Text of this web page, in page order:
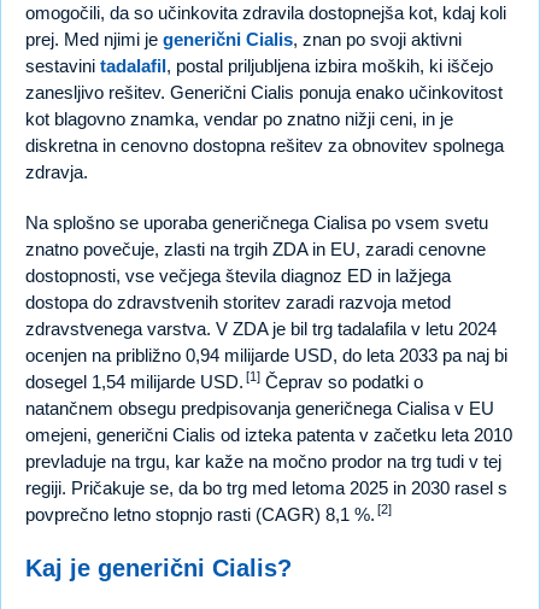
omogočili, da so učinkovita zdravila dostopnejša kot, kdaj koli
prej. Med njimi je generični Cialis, znan po svoji aktivni
sestavini tadalafil, postal priljubljena izbira moških, ki iščejo
zanesljivo rešitev. Generični Cialis ponuja enako učinkovitost
kot blagovno znamka, vendar po znatno nižji ceni, in je
diskretna in cenovno dostopna rešitev za obnovitev spolnega
zdravja.
Na splošno se uporaba generičnega Cialisa po vsem svetu
znatno povečuje, zlasti na trgih ZDA in EU, zaradi cenovne
dostopnosti, vse večjega števila diagnoz ED in lažjega
dostopa do zdravstvenih storitev zaradi razvoja metod
zdravstvenega varstva. V ZDA je bil trg tadalafila v letu 2024
ocenjen na približno 0,94 milijarde USD, do leta 2033 pa naj bi
dosegel 1,54 milijarde USD. [1] Čeprav so podatki o
natančnem obsegu predpisovanja generičnega Cialisa v EU
omejeni, generični Cialis od izteka patenta v začetku leta 2010
prevladuje na trgu, kar kaže na močno prodor na trg tudi v tej
regiji. Pričakuje se, da bo trg med letoma 2025 in 2030 rasel s
povprečno letno stopnjo rasti (CAGR) 8,1 %. [2]
Kaj je generični Cialis?